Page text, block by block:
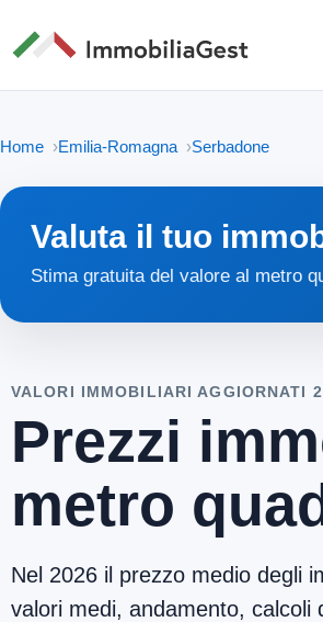
Home Emilia-Romagna Serbadone
Valuta il tuo
Stima gratuita del valore al metro
VALORI IMMOBILIARI AGGIORNATI
Prezzi
metro
Nel 2026 il prezzo medio degli
valori medi, andamento, calcoli